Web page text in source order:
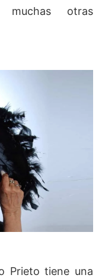
muchas otras
Prieto tiene una